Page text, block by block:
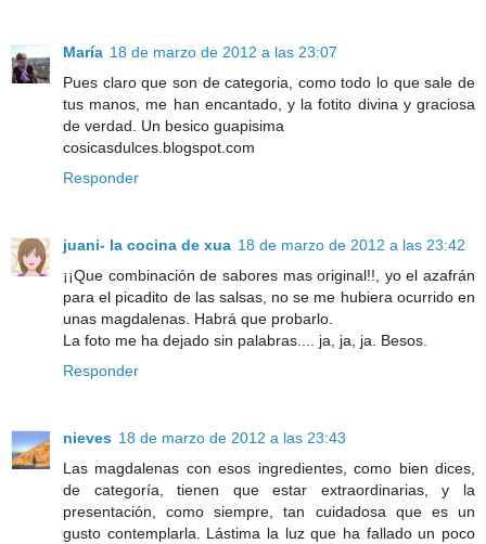
María 18 de marzo de 2012 a las 23:07
Pues claro que son de categoria, como todo lo que sale de
tus manos, me han encantado, y la fotito divina y graciosa
de verdad. Un besico guapisima
cosicasdulces.blogspot.com
Responder
juani- la cocina de xua 18 de marzo de 2012 a las 23:42
¡¡Que combinación de sabores mas original!!, yo el azafrán
para el picadito de las salsas, no se me hubiera ocurrido en
unas magdalenas. Habrá que probarlo.
La foto me ha dejado sin palabras.... ja, ja, ja. Besos.
Responder
nieves 18 de marzo de 2012 a las 23:43
Las magdalenas con esos ingredientes, como bien dices,
de categoría, tienen que estar extraordinarias, y la
presentación, como siempre, tan cuidadosa que es un
gusto contemplarla. Lástima la luz que ha fallado un poco